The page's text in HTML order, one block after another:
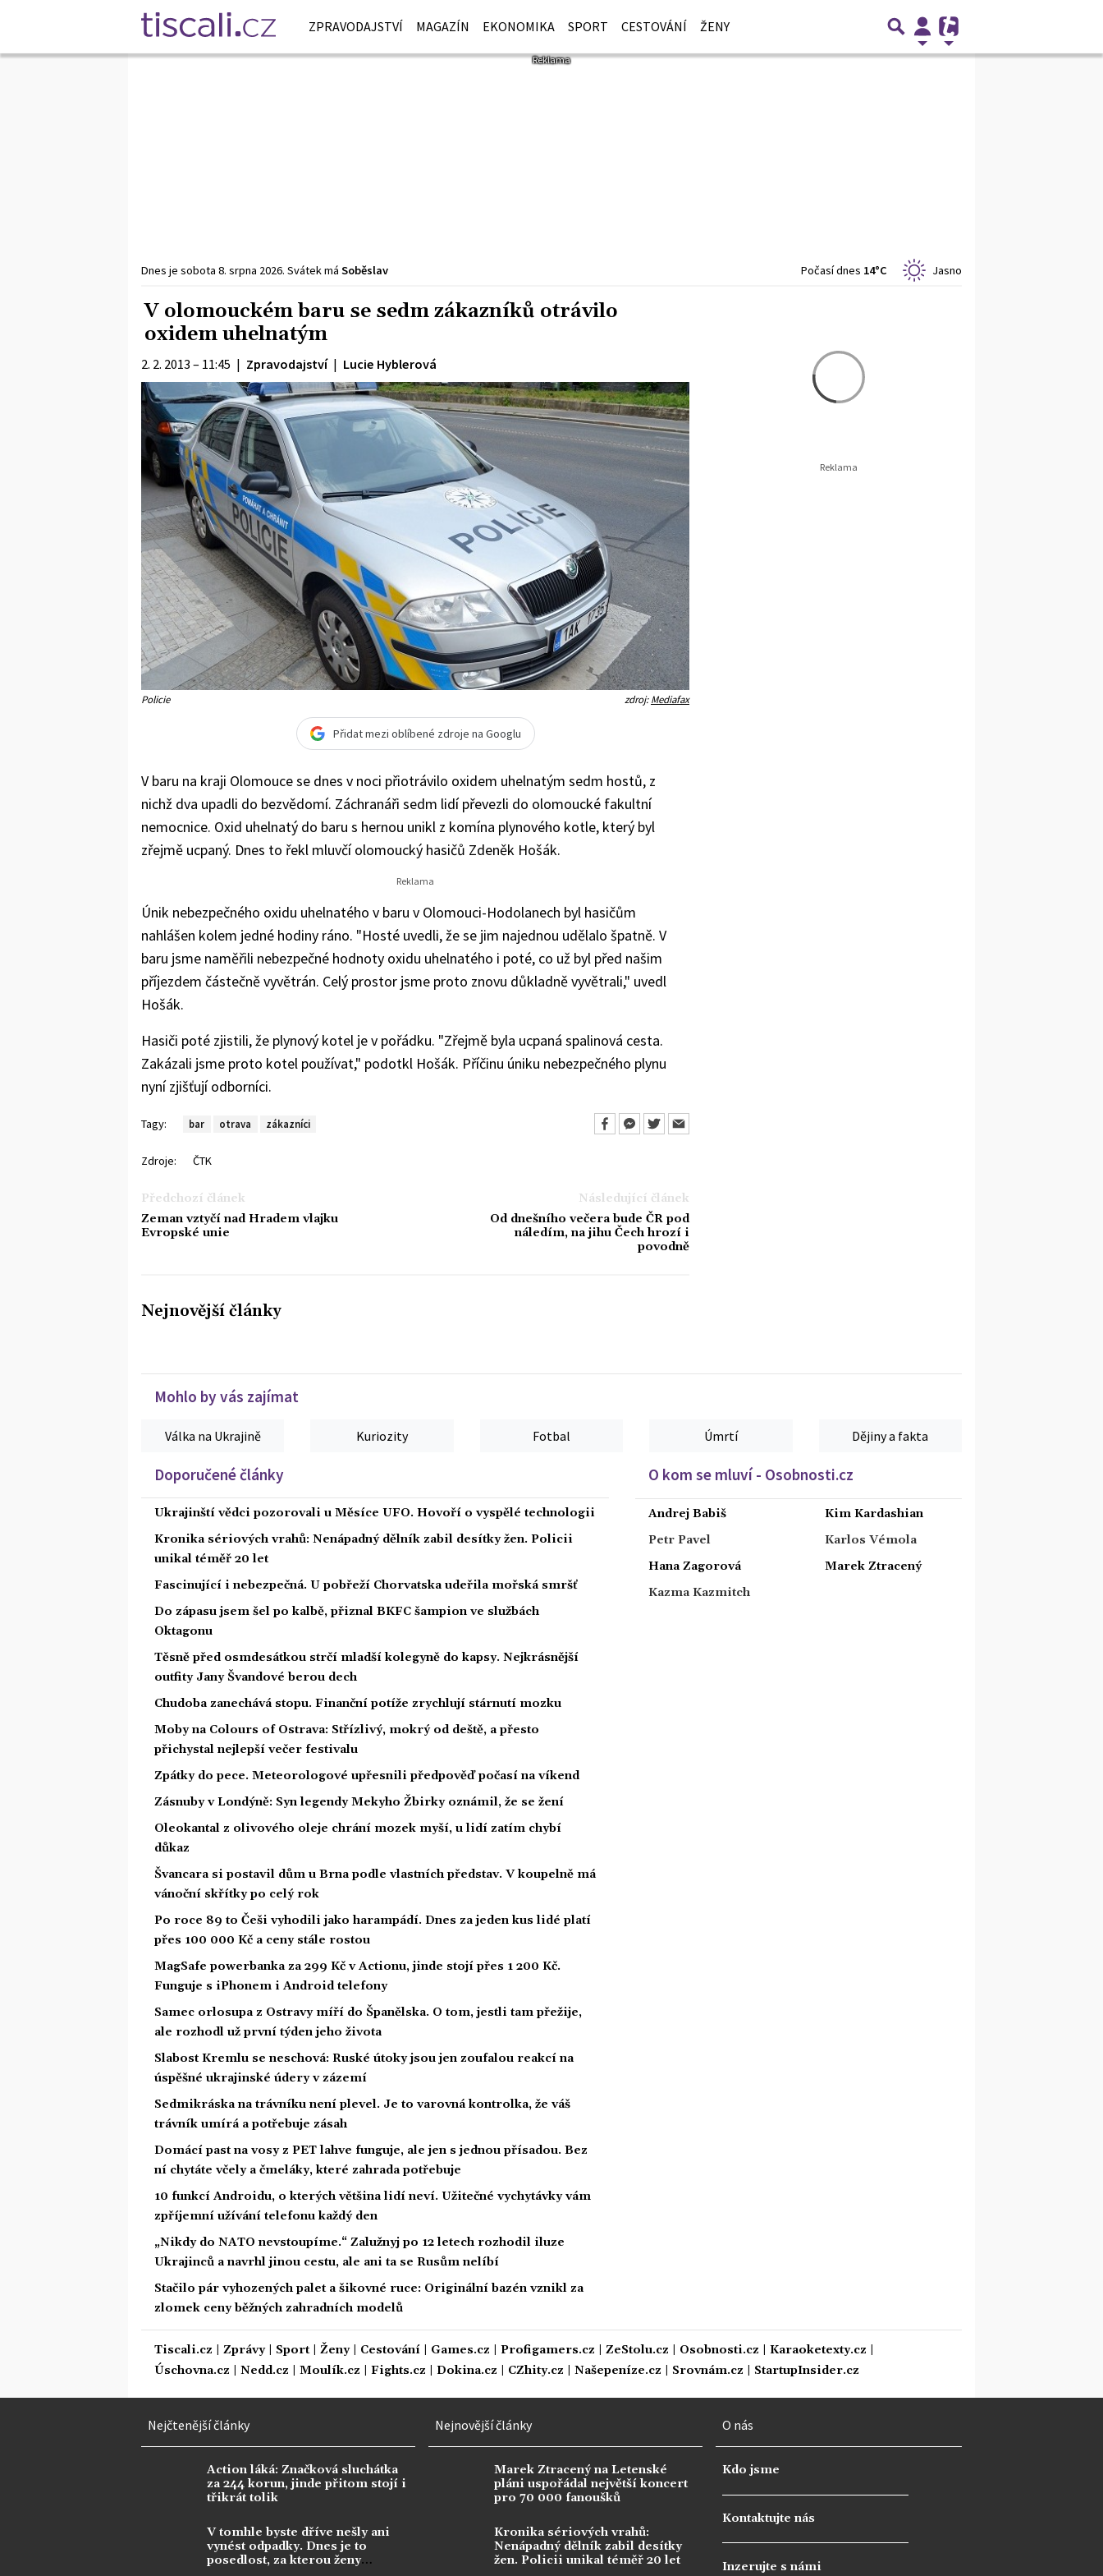
ZPRAVODAJSTVÍ MAGAZÍN EKONOMIKA SPORT CESTOVÁNÍ ŽENY
Dnes je sobota 8. srpna 2026. Svátek má Soběslav Počasí dnes 14°C Jasno
V olomouckém baru se sedm zákazníků otrávilo
oxidem uhelnatým
2. 2. 2013 – 11:45 | Zpravodajství | Lucie Hyblerová
Policie zdroj:Mediafax
Přidat mezi oblíbené zdroje na Googlu
V baru na kraji Olomouce se dnes v noci přiotrávilo oxidem uhelnatým sedm hostů, z
nichž dva upadli do bezvědomí. Záchranáři sedm lidí převezli do olomoucké fakultní
nemocnice. Oxid uhelnatý do baru s hernou unikl z komína plynového kotle, který byl
zřejmě ucpaný. Dnes to řekl mluvčí olomoucký hasičů Zdeněk Hošák.
Únik nebezpečného oxidu uhelnatého v baru v Olomouci-Hodolanech byl hasičům
nahlášen kolem jedné hodiny ráno. "Hosté uvedli, že se jim najednou udělalo špatně. V
baru jsme naměřili nebezpečné hodnoty oxidu uhelnatého i poté, co už byl před našim
příjezdem částečně vyvětrán. Celý prostor jsme proto znovu důkladně vyvětrali," uvedl
Hošák.
Hasiči poté zjistili, že plynový kotel je v pořádku. "Zřejmě byla ucpaná spalinová cesta.
Zakázali jsme proto kotel používat," podotkl Hošák. Příčinu úniku nebezpečného plynu
nyní zjišťují odborníci.
Tagy: bar otrava zákazníci
Zdroje: ČTK
Předchozí článek
Zeman vztyčí nad Hradem vlajku
Evropské unie
Následující článek
Od dnešního večera bude ČR pod
náledím, na jihu Čech hrozí i
povodně
Nejnovější články
Mohlo by vás zajímat
Válka na Ukrajině Kuriozity Fotbal Úmrtí Dějiny a fakta
Doporučené články
Ukrajinští vědci pozorovali u Měsíce UFO. Hovoří o vyspělé technologii
Kronika sériových vrahů: Nenápadný dělník zabil desítky žen. Policii
unikal téměř 20 let
Fascinující i nebezpečná. U pobřeží Chorvatska udeřila mořská smršť
Do zápasu jsem šel po kalbě, přiznal BKFC šampion ve službách
Oktagonu
Těsně před osmdesátkou strčí mladší kolegyně do kapsy. Nejkrásnější
outfity Jany Švandové berou dech
Chudoba zanechává stopu. Finanční potíže zrychlují stárnutí mozku
Moby na Colours of Ostrava: Střízlivý, mokrý od deště, a přesto
přichystal nejlepší večer festivalu
Zpátky do pece. Meteorologové upřesnili předpověď počasí na víkend
Zásnuby v Londýně: Syn legendy Mekyho Žbirky oznámil, že se žení
Oleokantal z olivového oleje chrání mozek myší, u lidí zatím chybí
důkaz
Švancara si postavil dům u Brna podle vlastních představ. V koupelně má
vánoční skřítky po celý rok
Po roce 89 to Češi vyhodili jako harampádí. Dnes za jeden kus lidé platí
přes 100 000 Kč a ceny stále rostou
MagSafe powerbanka za 299 Kč v Actionu, jinde stojí přes 1 200 Kč.
Funguje s iPhonem i Android telefony
Samec orlosupa z Ostravy míří do Španělska. O tom, jestli tam přežije,
ale rozhodl už první týden jeho života
Slabost Kremlu se neschová: Ruské útoky jsou jen zoufalou reakcí na
úspěšné ukrajinské údery v zázemí
Sedmikráska na trávníku není plevel. Je to varovná kontrolka, že váš
trávník umírá a potřebuje zásah
Domácí past na vosy z PET lahve funguje, ale jen s jednou přísadou. Bez
ní chytáte včely a čmeláky, které zahrada potřebuje
10 funkcí Androidu, o kterých většina lidí neví. Užitečné vychytávky vám
zpříjemní užívání telefonu každý den
„Nikdy do NATO nevstoupíme.“ Zalužnyj po 12 letech rozhodil iluze
Ukrajinců a navrhl jinou cestu, ale ani ta se Rusům nelíbí
Stačilo pár vyhozených palet a šikovné ruce: Originální bazén vznikl za
zlomek ceny běžných zahradních modelů
O kom se mluví - Osobnosti.cz
Andrej Babiš
Petr Pavel
Hana Zagorová
Kazma Kazmitch
Kim Kardashian
Karlos Vémola
Marek Ztracený
Tiscali.cz Zprávy| Sport| Ženy| Cestování Games.cz Profigamers.cz ZeStolu.cz Osobnosti.cz Karaoketexty.cz
Úschovna.cz
Nedd.cz Moulík.cz Fights.cz Dokina.cz CZhity.cz Našepeníze.cz Srovnám.cz StartupInsider.cz
Nejčtenější články
Action láká: Značková sluchátka
za 244 korun, jinde přitom stojí i
třikrát tolik
V tomhle byste dříve nešly ani
vynést odpadky. Dnes je to
posedlost, za kterou ženy
Nejnovější články
Marek Ztracený na Letenské
pláni uspořádal největší koncert
pro 70 000 fanoušků
Kronika sériových vrahů:
Nenápadný dělník zabil desítky
žen. Policii unikal téměř 20 let
O nás
Kdo jsme
Kontaktujte nás
Inzerujte s námi